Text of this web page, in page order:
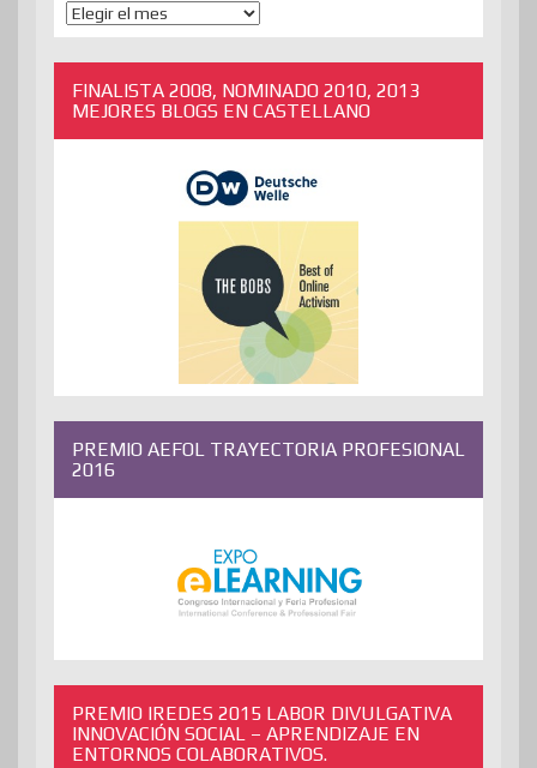
ENTRADAS
ANTERIORES
FINALISTA 2008, NOMINADO 2010, 2013
MEJORES BLOGS EN CASTELLANO
PREMIO AEFOL TRAYECTORIA PROFESIONAL
2016
PREMIO IREDES 2015 LABOR DIVULGATIVA
INNOVACIÓN SOCIAL – APRENDIZAJE EN
ENTORNOS COLABORATIVOS.